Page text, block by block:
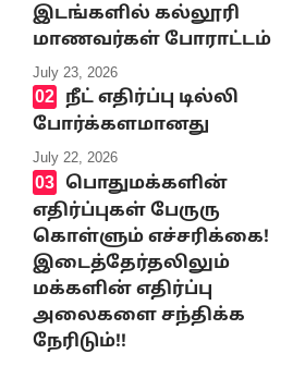
இடங்களில் கல்லூரி
மாணவர்கள் போராட்டம்
July 23, 2026
நீட் எதிர்ப்பு டில்லி
போர்க்களமானது
July 22, 2026
பொதுமக்களின்
எதிர்ப்புகள் பேருரு
கொள்ளும் எச்சரிக்கை!
இடைத்தேர்தலிலும்
மக்களின் எதிர்ப்பு
அலைகளை சந்திக்க
நேரிடும்!!